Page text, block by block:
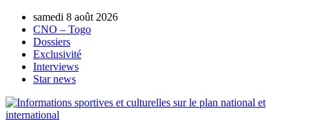
samedi 8 août 2026
CNO – Togo
Dossiers
Exclusivité
Interviews
Star news
AUTORISATION DE LA HAAC N°0134/